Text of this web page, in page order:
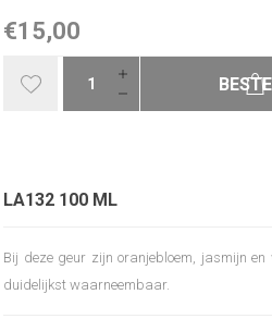
€15,00
LA132 100 ML
Bij deze geur zijn oranjebloem, jasmijn en
duidelijkst waarneembaar.